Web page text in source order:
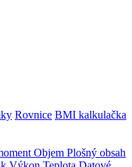
Rovnice BMI kalkulačka
Objem Plošný obsah